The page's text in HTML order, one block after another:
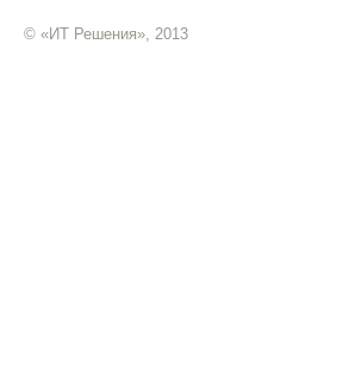
© «ИТ Решения», 2013